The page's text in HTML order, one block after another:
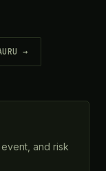
→
and risk